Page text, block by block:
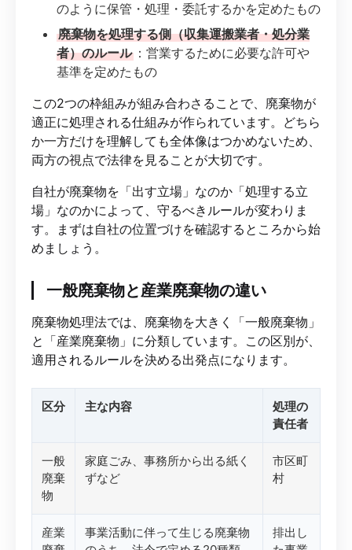
のように保管・処理・委託するかを定めたもの
廃棄物を処理する側（収集運搬業者・処分業
者）のルール ：営業するために必要な許可や
基準を定めたもの
この2つの枠組みが組み合わさることで、廃棄物が
適正に処理される仕組みが作られています。どちら
か一方だけを理解しても全体像はつかめないため、
両方の視点で法律を見ることが大切です。
自社が廃棄物を「出す立場」なのか「処理する立
場」なのかによって、守るべきルールが変わりま
す。まずは自社の位置づけを確認するところから始
めましょう。
一般廃棄物と産業廃棄物の違い
廃棄物処理法では、廃棄物を大きく「一般廃棄物」
と「産業廃棄物」に分類しています。この区別が、
適用されるルールを決める出発点になります。
区分 主な内容
処理の
責任者
一般
廃棄
物
家庭ごみ、事務所から出る紙く
ずなど
市区町
村
産業
事業活動に伴って生じる廃棄物
排出し